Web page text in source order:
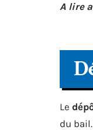
A lire
Le
du